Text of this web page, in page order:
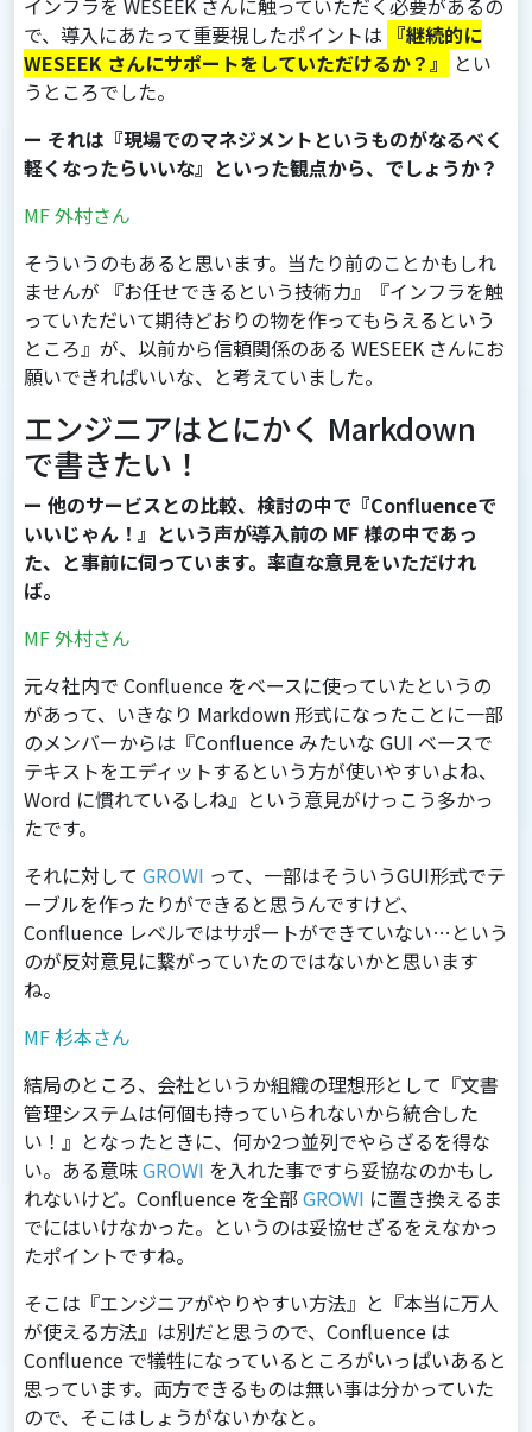
インフラを WESEEK さんに触っていただく必要があるの
で、導入にあたって重要視したポイントは 『継続的に
WESEEK さんにサポートをしていただけるか？』
とい
うところでした。
ー それは『現場でのマネジメントというものがなるべく
軽くなったらいいな』といった観点から、でしょうか？
MF 外村さん
そういうのもあると思います。当たり前のことかもしれ
ませんが 『お任せできるという技術力』『インフラを触
っていただいて期待どおりの物を作ってもらえるという
ところ』が、以前から信頼関係のある WESEEK さんにお
願いできればいいな、と考えていました。
エンジニアはとにかく Markdown
で書きたい！
ー 他のサービスとの比較、検討の中で『Confluenceで
いいじゃん！』という声が導入前の MF 様の中であっ
た、と事前に伺っています。率直な意見をいただけれ
ば。
MF 外村さん
元々社内で Confluence をベースに使っていたというの
があって、いきなり Markdown 形式になったことに一部
のメンバーからは『Confluence みたいな GUI ベースで
テキストをエディットするという方が使いやすいよね、
Word に慣れているしね』という意見がけっこう多かっ
たです。
それに対して GROWI って、一部はそういうGUI形式でテ
ーブルを作ったりができると思うんですけど、
Confluence レベルではサポートができていない…という
のが反対意見に繋がっていたのではないかと思います
ね。
MF 杉本さん
結局のところ、会社というか組織の理想形として『文書
管理システムは何個も持っていられないから統合した
い！』となったときに、何か2つ並列でやらざるを得な
い。ある意味GROWI を入れた事ですら妥協なのかもし
れないけど。Confluence を全部GROWI に置き換えるま
でにはいけなかった。というのは妥協せざるをえなかっ
たポイントですね。
そこは『エンジニアがやりやすい方法』と『本当に万人
が使える方法』は別だと思うので、Confluence は
Confluence で犠牲になっているところがいっぱいあると
思っています。両方できるものは無い事は分かっていた
ので、そこはしょうがないかなと。